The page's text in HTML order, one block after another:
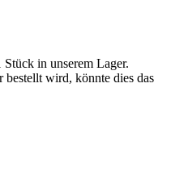
in unserem Lager.
bestellt wird, könnte dies das